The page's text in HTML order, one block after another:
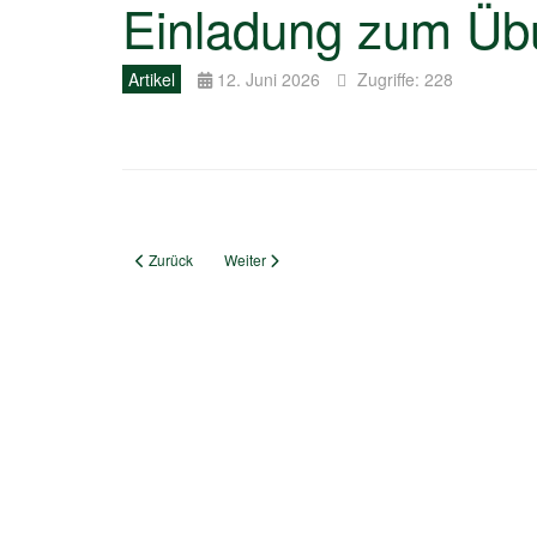
Einladung zum
Artikel 12. Juni 2026 Zugriffe: 228
Vorheriger Beitrag: Ein Festwochenende mit viel Emotionen
Zurück Nächster Beitrag: Tigerenten-Scheibe der
Weiter